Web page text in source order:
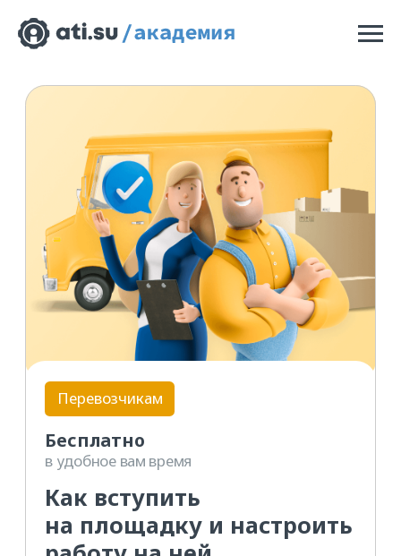
Вы узнаете, чем площадки
отличаются от Биржи и чем они
могут быть интересны
делать, если грузоотправитель
приглашает вас на площадку.
Научитесь находить грузы,
которых нет на Бирже, правильно
Как вступить
работу на ней
Бесплатно
Перевозчикам